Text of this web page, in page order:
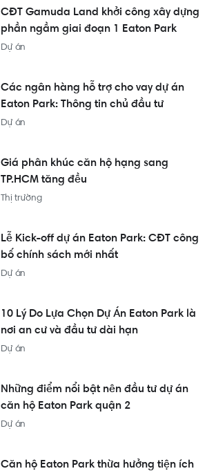
CĐT Gamuda Land khởi công xây dựng
phần ngầm giai đoạn 1 Eaton Park
Dự án
Các ngân hàng hỗ trợ cho vay dự án
Eaton Park: Thông tin chủ đầu tư
Dự án
Giá phân khúc căn hộ hạng sang
TP.HCM tăng đều
Thị trường
Lễ Kick-off dự án Eaton Park: CĐT công
bố chính sách mới nhất
Dự án
10 Lý Do Lựa Chọn Dự Án Eaton Park là
nơi an cư và đầu tư dài hạn
Dự án
Những điểm nổi bật nên đầu tư dự án
căn hộ Eaton Park quận 2
Dự án
Căn hộ Eaton Park thừa hưởng tiện ích